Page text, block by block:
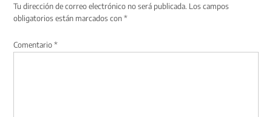
Tu dirección de correo electrónico no será publicada. Los campos
obligatorios están marcados con*
Comentario*